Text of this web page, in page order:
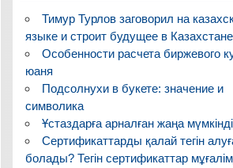
Тимур Турлов заговорил на
языке и строит будущее в Казахстане
Особенности расчета биржевого
юаня
Подсолнухи в букете: значение и
символика
Ұстаздарға арналған жаңа
Сертификаттарды қалай тегін
болады? Тегін сертификаттар